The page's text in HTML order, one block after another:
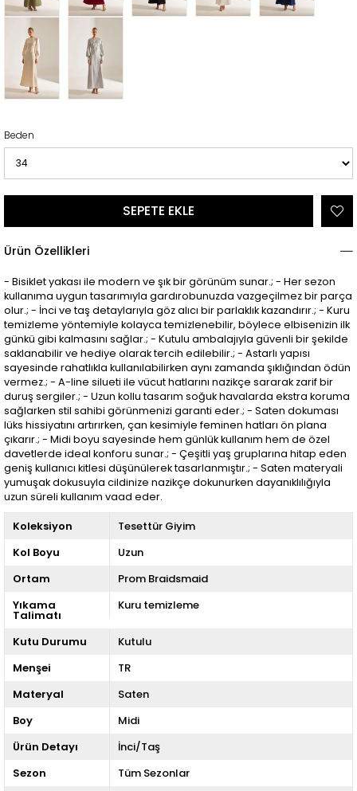
Beden
Ürün Özellikleri
- Bisiklet yakası ile modern ve şık bir görünüm sunar.; - Her sezon
kullanıma uygun tasarımıyla gardırobunuzda vazgeçilmez bir parça
olur.; - İnci ve taş detaylarıyla göz alıcı bir parlaklık kazandırır.; - Kuru
temizleme yöntemiyle kolayca temizlenebilir, böylece elbisenizin ilk
günkü gibi kalmasını sağlar.; - Kutulu ambalajıyla güvenli bir şekilde
saklanabilir ve hediye olarak tercih edilebilir.; - Astarlı yapısı
sayesinde rahatlıkla kullanılabilirken aynı zamanda şıklığından ödün
vermez.; - A-line silueti ile vücut hatlarını nazikçe sararak zarif bir
duruş sergiler.; - Uzun kollu tasarım soğuk havalarda ekstra koruma
sağlarken stil sahibi görünmenizi garanti eder.; - Saten dokuması
lüks hissiyatını artırırken, çan kesimiyle feminen hatları ön plana
çıkarır.; - Midi boyu sayesinde hem günlük kullanım hem de özel
davetlerde ideal konforu sunar.; - Çeşitli yaş gruplarına hitap eden
geniş kullanıcı kitlesi düşünülerek tasarlanmıştır.; - Saten materyali
yumuşak dokusuyla cildinize nazikçe dokunurken dayanıklılığıyla
uzun süreli kullanım vaad eder.
Koleksiyon
Tesettür Giyim
Kol Boyu
Uzun
Ortam
Prom Braidsmaid
Yıkama
Talimatı
Kuru temizleme
Kutu Durumu
Kutulu
Menşei
TR
Materyal
Saten
Boy
Midi
Ürün Detayı
İnci/Taş
Sezon
Tüm Sezonlar